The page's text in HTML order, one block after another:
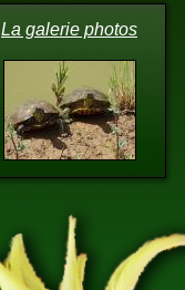
La galerie photos